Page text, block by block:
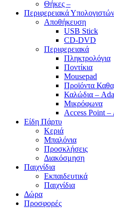
Θήκες –
Περιφερειακά Υπολογιστών
Αποθήκευση
USB Stick
CD-DVD
Περιφερειακά
Πληκτρολόγια
Ποντίκια
Mousepad
Προϊόντα
Καλώδια –
Μικρόφωνα
Access Point –
Είδη Πάρτυ
Κεριά
Μπαλόνια
Προσκλήσεις
Διακόσμηση
Παιχνίδια
Εκπαιδευτικά
Παιχνίδια
Δώρα
Προσφορές